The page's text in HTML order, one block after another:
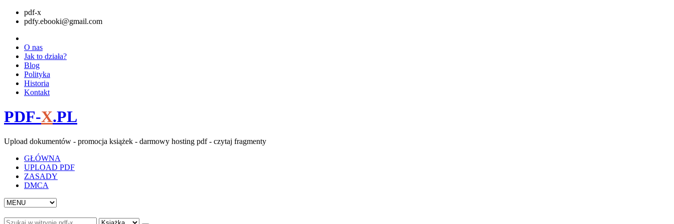
pdf-x
pdfy.ebooki@gmail.com
O nas
Jak to działa?
Blog
Polityka
Historia
Kontakt
PDF-X.PL
Upload dokumentów - promocja książek - darmowy hosting pdf - czytaj fragmenty
GŁÓWNA
UPLOAD PDF
ZASADY
DMCA